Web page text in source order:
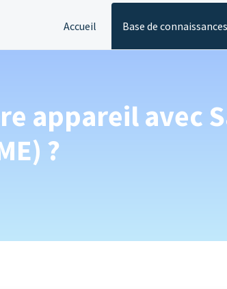
Accueil Base de
appareil avec
?